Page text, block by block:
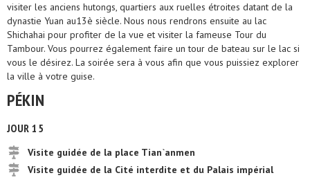
visiter les anciens hutongs, quartiers aux ruelles étroites datant de la
dynastie Yuan au13è siècle. Nous nous rendrons ensuite au lac
Shichahai pour profiter de la vue et visiter la fameuse Tour du
Tambour. Vous pourrez également faire un tour de bateau sur le lac si
vous le désirez. La soirée sera à vous afin que vous puissiez explorer
la ville à votre guise.
PÉKIN
JOUR 15
Visite guidée de la place Tian`anmen
Visite guidée de la Cité interdite et du Palais impérial